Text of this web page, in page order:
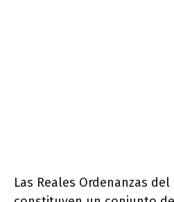
Las Reales Ordenanzas